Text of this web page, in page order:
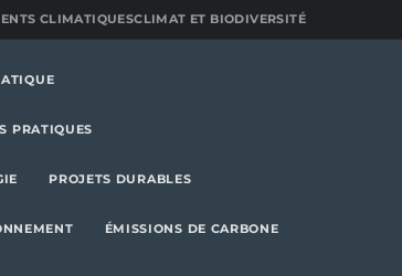
CLIMATIQUESCLIMAT ET BIODIVERSITÉ
PRATIQUES
PROJETS DURABLES
ÉMISSIONS DE CARBONE